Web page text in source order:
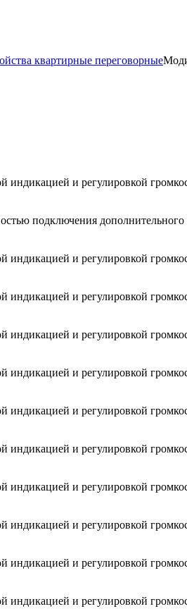
квартирные переговорные
индикацией и регулировкой
подключения
индикацией и регулировкой
индикацией и регулировкой
индикацией и регулировкой
индикацией и регулировкой
индикацией и регулировкой
индикацией и регулировкой
индикацией и регулировкой
индикацией и регулировкой
индикацией и регулировкой
индикацией и регулировкой